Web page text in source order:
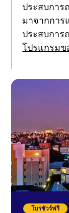
ประสบการ
มาจากกา
ประสบการ
โปรแกรมข
โบรชัวร์ฟรี